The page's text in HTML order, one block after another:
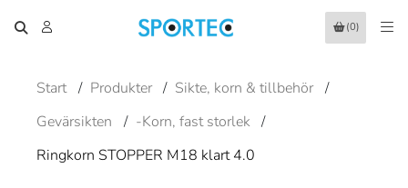
(0)
Start / Produkter / Sikte, korn & tillbehör /
Gevärsikten
/ -Korn, fast storlek
/
Ringkorn STOPPER M18 klart 4.0